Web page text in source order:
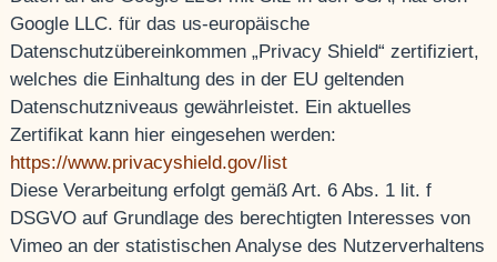
Google LLC. für das us-europäische
Datenschutzübereinkommen „Privacy Shield“ zertifiziert,
welches die Einhaltung des in der EU geltenden
Datenschutzniveaus gewährleistet. Ein aktuelles
Zertifikat kann hier eingesehen werden:
https://www.privacyshield.gov/list
Diese Verarbeitung erfolgt gemäß Art. 6 Abs. 1 lit. f
DSGVO auf Grundlage des berechtigten Interesses von
Vimeo an der statistischen Analyse des Nutzerverhaltens